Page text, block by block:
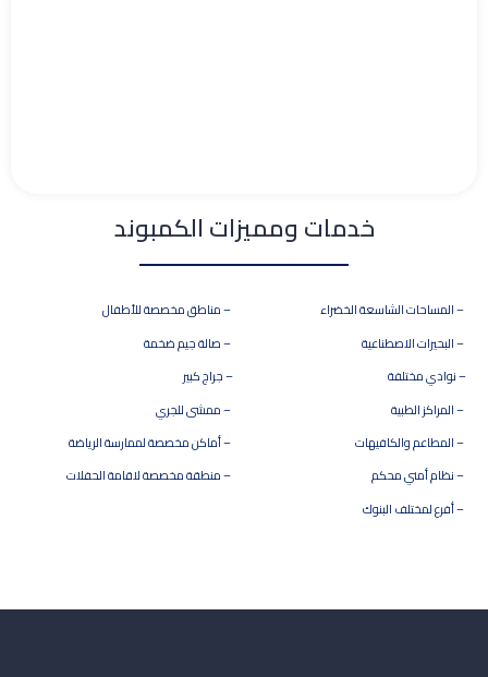
خدمات ومميزات الكمبوند
– المساحات الشاسعة الخضراء
– البحيرات الاصطناعية
– نوادي مختلفة
– المراكز الطبية
– المطاعم والكافيهات
– نظام أمني محكم
– أفرع لمختلف البنوك
– مناطق مخصصة للأطفال
– صالة جيم ضخمة
– جراج كبير
– ممشى للجري
– أماكن مخصصة لممارسة الرياضة
– منطقة مخصصة لاقامة الحفلات